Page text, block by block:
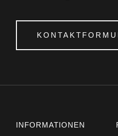
INFORMATIONEN